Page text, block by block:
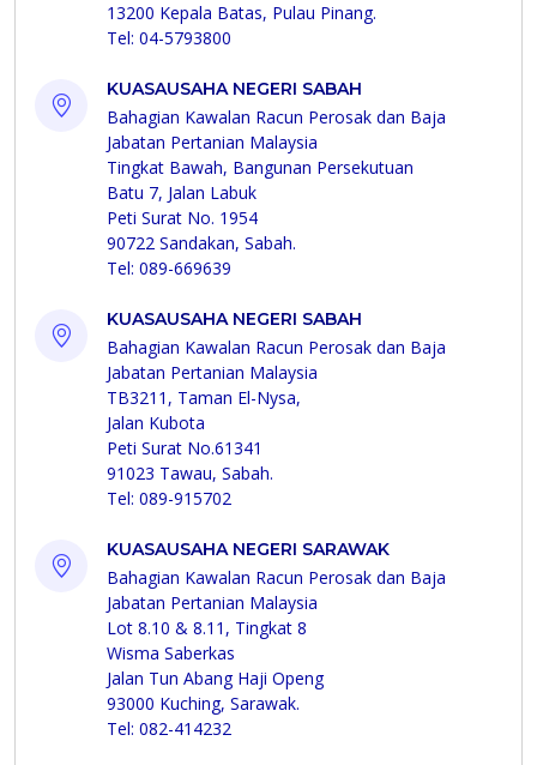
13200 Kepala Batas, Pulau Pinang.
Tel: 04-5793800
KUASAUSAHA NEGERI SABAH
Bahagian Kawalan Racun Perosak dan Baja
Jabatan Pertanian Malaysia
Tingkat Bawah, Bangunan Persekutuan
Batu 7, Jalan Labuk
Peti Surat No. 1954
90722 Sandakan, Sabah.
Tel: 089-669639
KUASAUSAHA NEGERI SABAH
Bahagian Kawalan Racun Perosak dan Baja
Jabatan Pertanian Malaysia
TB3211, Taman El-Nysa,
Jalan Kubota
Peti Surat No.61341
91023 Tawau, Sabah.
Tel: 089-915702
KUASAUSAHA NEGERI SARAWAK
Bahagian Kawalan Racun Perosak dan Baja
Jabatan Pertanian Malaysia
Lot 8.10 & 8.11, Tingkat 8
Wisma Saberkas
Jalan Tun Abang Haji Openg
93000 Kuching, Sarawak.
Tel: 082-414232